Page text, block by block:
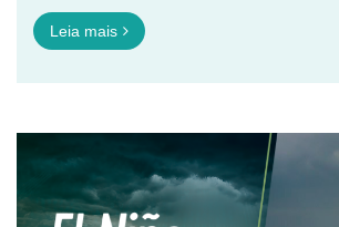
Leia mais